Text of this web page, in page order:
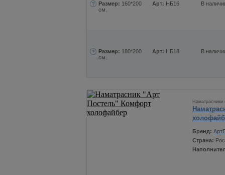
Размер: 160*200
см.
Арт: НБ16 В
Размер: 180*200
см.
Арт: НБ18 В
Наматрасники
Бренд:
Страна: